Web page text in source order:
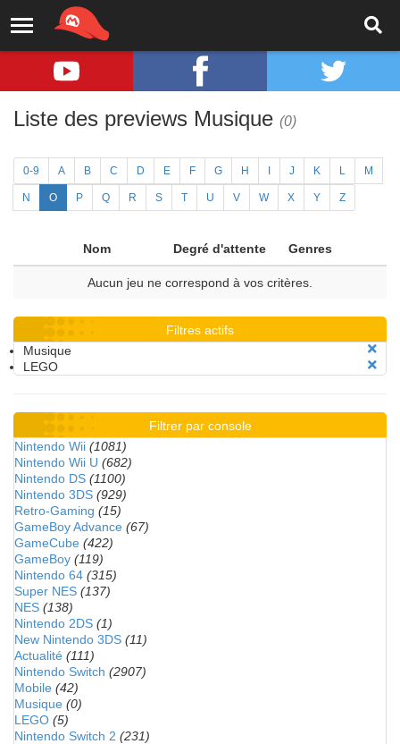
Liste des previews Musique (0)
0-9 A B C D E F G H J K L M
N O P Q R S T U V W X Y Z
Nom Degré d'attente Genres
Aucun jeu ne correspond à vos critères.
Filtres actifs
Musique
LEGO
Filtrer par console
Nintendo Wii (1081)
Nintendo Wii U (682)
Nintendo DS (1100)
Nintendo 3DS (929)
Retro-Gaming (15)
GameBoy Advance (67)
GameCube (422)
GameBoy (119)
Nintendo 64 (315)
Super NES (137)
NES (138)
Nintendo 2DS (1)
New Nintendo 3DS (11)
Actualité (111)
Nintendo Switch (2907)
Mobile (42)
Musique (0)
LEGO (5)
Nintendo Switch 2 (231)